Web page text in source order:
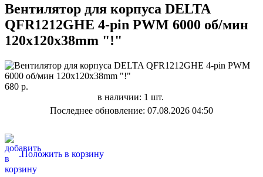
Вентилятор для корпуса DELTA
QFR1212GHE 4-pin PWM 6000 об/мин
120x120x38mm "!"
680 р.
в наличии: 1 шт.
Последнее обновление: 07.08.2026 04:50
Положить в корзину